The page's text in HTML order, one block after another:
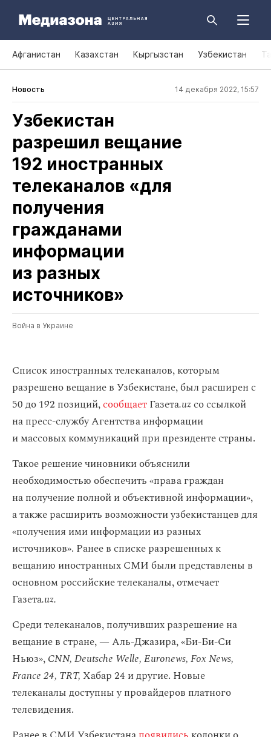
Афганистан Казахстан Кыргызстан Узбекистан
Новость 14 декабря 2022, 15:57
Узбекистан
разрешил вещание
192 иностранных
телеканалов «для
получения
гражданами
информации
из разных
источников»
Война в Украине
Список иностранных телеканалов, которым
разрешено вещание в Узбекистане, был расширен с
50 до 192 позиций,сообщаетГазета.uzсо ссылкой
на пресс-службу Агентства информации
и массовых коммуникаций при президенте страны.
Такое решение чиновники объяснили
необходимостью обеспечить «права граждан
на получение полной и объективной информации»,
а также расширить возможности узбекистанцев для
«получения ими информации из разных
источников». Ранее в списке разрешенных к
вещанию иностранных СМИ были представлены в
основном российские телеканалы, отмечает
Газета.uz.
Среди телеканалов, получивших разрешение на
вещание в стране, — Аль-Джазира, «‎Би-Би-Си
Ньюз»,CNN, Deutsche Welle, Euronews, Fox News,
France 24, TRT,Хабар 24 и другие. Новые
телеканалы доступны у провайдеров платного
телевидения.